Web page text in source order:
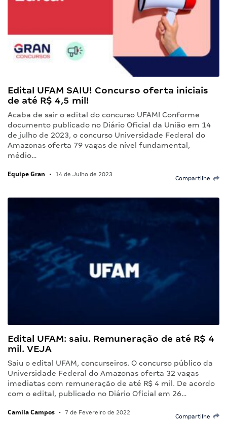
Edital UFAM SAIU! Concurso oferta iniciais
de até R$ 4,5 mil!
Acaba de sair o edital do concurso UFAM! Conforme
documento publicado no Diário Oficial da União em 14
de julho de 2023, o concurso Universidade Federal do
Amazonas oferta 79 vagas de nível fundamental,
médio…
Equipe Gran • 14 de Julho de 2023
Compartilhe
Edital UFAM: saiu. Remuneração de até R$ 4
mil. VEJA
Saiu o edital UFAM, concurseiros. O concurso público da
Universidade Federal do Amazonas oferta 32 vagas
imediatas com remuneração de até R$ 4 mil. De acordo
com o edital, publicado no Diário Oficial em 26…
Camila Campos • 7 de Fevereiro de 2022
Compartilhe